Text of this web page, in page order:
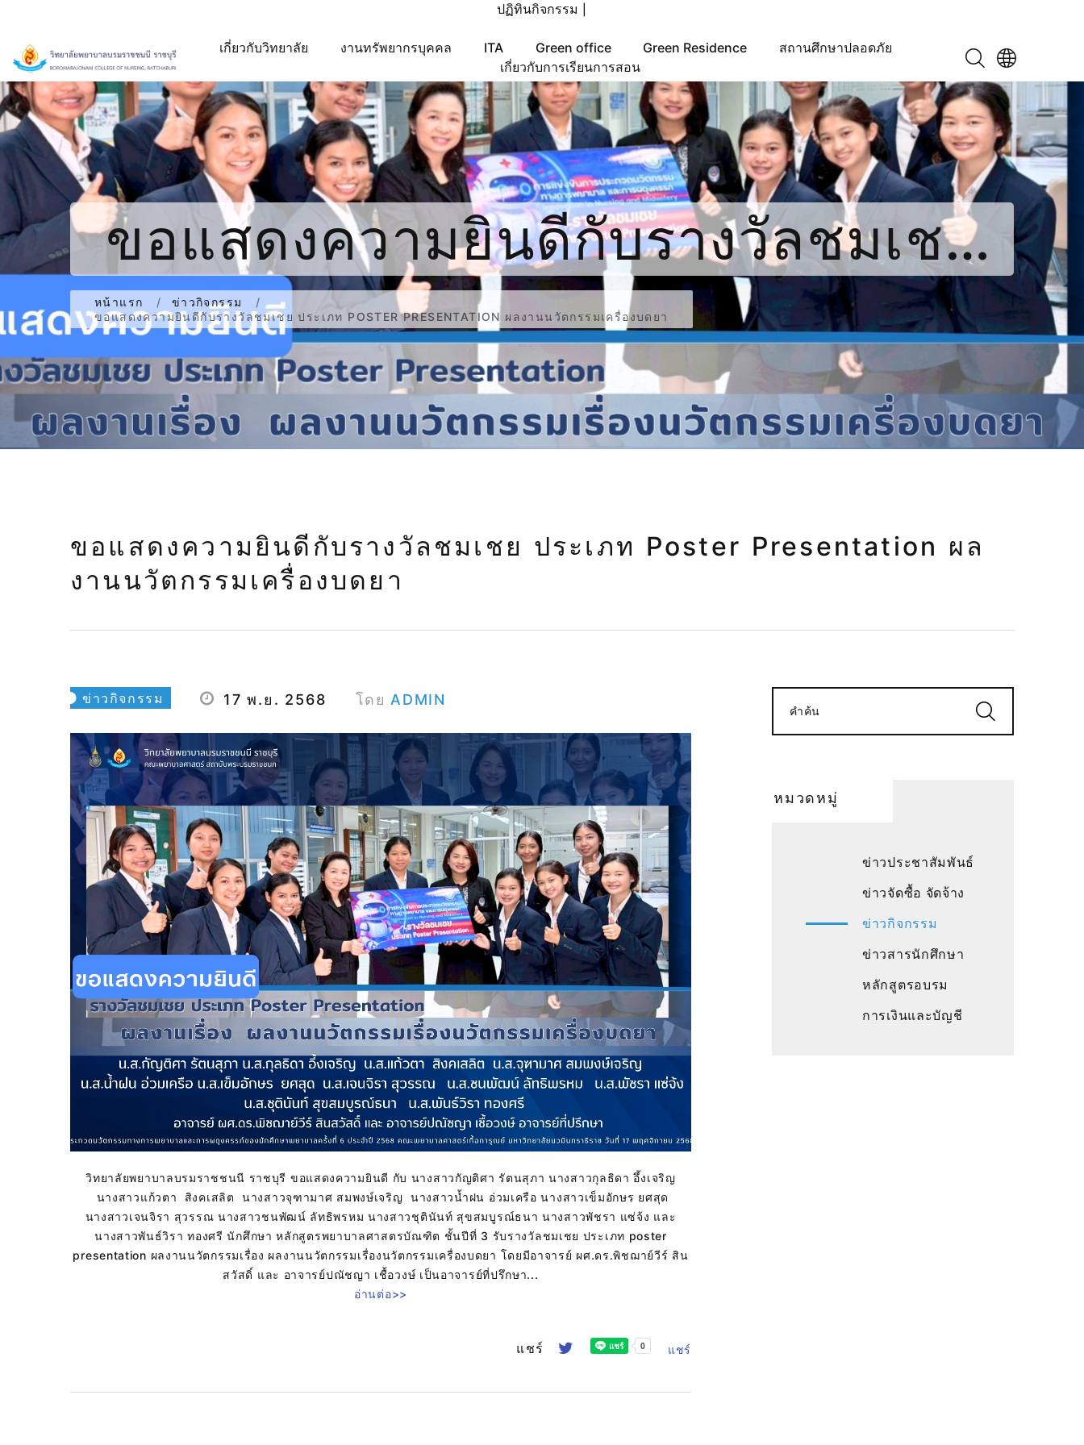
ปฏิทินกิจกรรม
เกี่ยวกับวิทยาลัย งานทรัพยากรบุคคล ITA Green office Green Residence
สถานศึกษาปลอดภัย
เกี่ยวกับการเรียนการสอน
ขอแสดงความยินดีกับรางวัลชมเชย
ประเภท Poster Presentation ผล
งานนวัตกรรมเครื่องบดยา
หน้าแรก
ข่าวกิจกรรม
ขอแสดงความยินดีกับรางวัลชมเชย ประเภท POSTER PRESENTATION ผลงานนวัตกรรมเครื่องบดยา
ขอแสดงความยินดีกับรางวัลชมเชย ประเภท Poster Presentation ผล
งานนวัตกรรมเครื่องบดยา
ข่าวกิจกรรม 17 พ.ย. 2568 โดย ADMIN
วิทยาลัยพยาบาลบรมราชชนนี ราชบุรี ขอแสดงความยินดี กับ นางสาวกัญติศา รัตนสุภา นางสาวกุลธิดา อึ้งเจริญ
นางสาวแก้วตา สิงคเสลิต นางสาวจุฑามาศ สมพงษ์เจริญ นางสาวน้ำฝน อ่วมเครือ นางสาวเข็มอักษร ยศสุด
นางสาวเจนจิรา สุวรรณ นางสาวชนพัฒน์ ลัทธิพรหม นางสาวชุตินันท์ สุขสมบูรณ์ธนา นางสาวพัชรา แซ่จ้ง และ
นางสาวพันธ์วิรา ทองศรี นักศึกษา หลักสูตรพยาบาลศาสตรบัณฑิต ชั้นปีที่ 3 รับรางวัลชมเชย ประเภท poster
presentation ผลงานนวัตกรรมเรื่อง ผลงานนวัตกรรมเรื่องนวัตกรรมเครื่องบดยา โดยมีอาจารย์ ผศ.ดร.พิชฌาย์วีร์ สิน
สวัสดิ์ และ อาจารย์ปณัชญา เชื้อวงษ์ เป็นอาจารย์ที่ปรึกษา...
อ่านต่อ>>
แชร์ แชร์
คำค้น
หมวดหมู่
ข่าวประชาสัมพันธ์
ข่าวจัดซื้อ จัดจ้าง
ข่าวกิจกรรม
ข่าวสารนักศึกษา
หลักสูตรอบรม
การเงินและบัญชี